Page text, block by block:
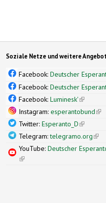
Soziale Netze und weitere
Facebook:Deutscher
Facebook:Deutscher
Facebook:Luminesk'(link is
Instagram:esperantobund
Twitter:Esperanto_D(link is
Telegram:telegramo.org
YouTube:Deutscher
(link is external)